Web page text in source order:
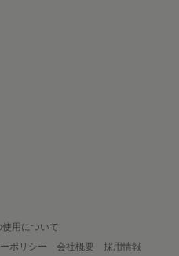
用について
ポリシー 会社概要
採用情報